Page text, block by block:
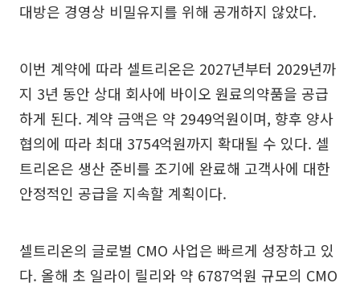
대방은 경영상 비밀유지를 위해 공개하지 않았다.
이번 계약에 따라 셀트리온은 2027년부터 2029년까
지 3년 동안 상대 회사에 바이오 원료의약품을 공급
하게 된다. 계약 금액은 약 2949억원이며, 향후 양사
협의에 따라 최대 3754억원까지 확대될 수 있다. 셀
트리온은 생산 준비를 조기에 완료해 고객사에 대한
안정적인 공급을 지속할 계획이다.
셀트리온의 글로벌 CMO 사업은 빠르게 성장하고 있
다. 올해 초 일라이 릴리와 약 6787억원 규모의 CMO